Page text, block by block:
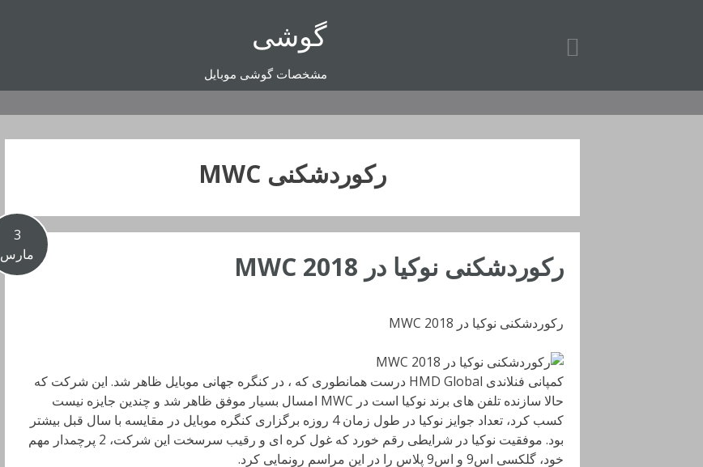
گوشی
مشخصات گوشی موبایل
رکوردشکنی MWC
3
مارس
رکوردشکنی نوکیا در MWC 2018
رکوردشکنی نوکیا در MWC 2018
کمپانی فنلاندی HMD Global درست همانطوری که ، در کنگره جهانی موبایل ظاهر شد. این شرکت که
حالا سازنده تلفن های برند نوکیا است در MWC امسال بسیار موفق ظاهر شد و چندین جایزه نیست
کسب کرد، تعداد جوایز نوکیا در طول زمان 4 روزه برگزاری کنگره موبایل در مقایسه با سال قبل بیشتر
بود. موفقیت نوکیا در شرایطی رقم خورد که غول کره ای و رقیب سرسخت این شرکت، 2 پرچمدار مهم
خود، گلکسی اس9 و اس9 پلاس را در این مراسم رونمایی کرد.